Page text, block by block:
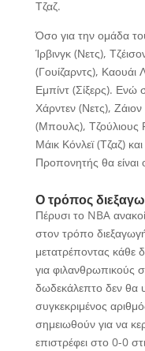
Τζαζ.
Όσο για την ομάδα
Ίρβινγκ (Νετς),
(Γουίζαρντς), Καουάι
Εμπίντ (Σίξερς). Ενώ
Χάρντεν (Νετς),
(Μπουλς), Τζούλιους
Μάικ Κόνλεϊ (Τζαζ)
Προπονητής θα είναι
Ο τρόπος
Πέρυσι το NBA
στον τρόπο
μετατρέποντας κάθε
για φιλανθρωπικούς
δωδεκάλεπτο δεν θα
συγκεκριμένος
σημειωθούν για να
επιστρέφει στο 0-0